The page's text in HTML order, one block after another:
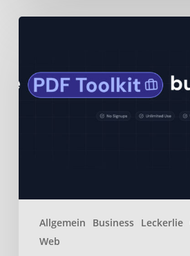
Allgemein Business Leckerlie
Web
Open-
Source-